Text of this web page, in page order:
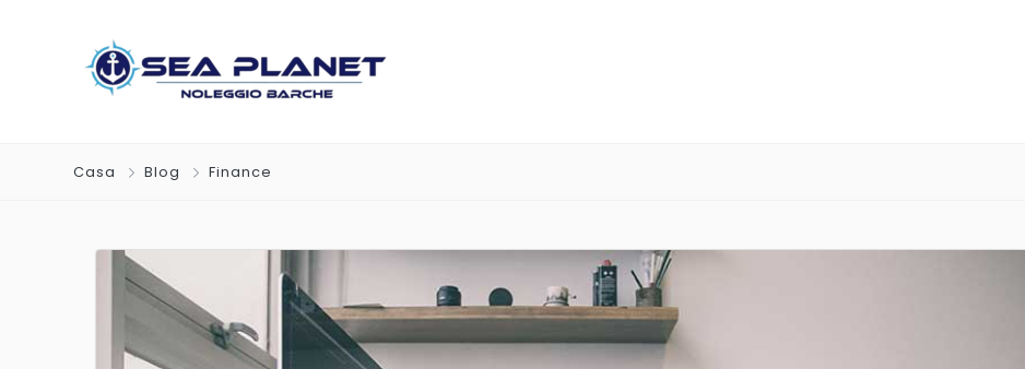
Casa Blog Finance